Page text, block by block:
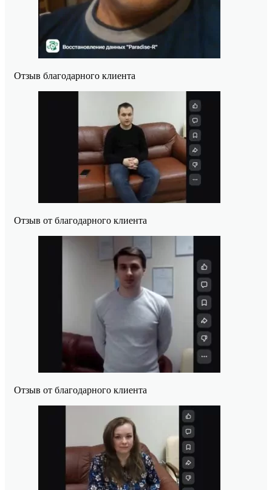
Отзыв благодарного клиента
Отзыв от благодарного клиента
Отзыв от благодарного клиента